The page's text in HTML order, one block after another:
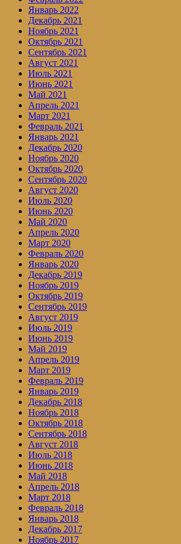
Январь 2022
Декабрь 2021
Ноябрь 2021
Октябрь 2021
Сентябрь 2021
Август 2021
Июль 2021
Июнь 2021
Май 2021
Апрель 2021
Март 2021
Февраль 2021
Январь 2021
Декабрь 2020
Ноябрь 2020
Октябрь 2020
Сентябрь 2020
Август 2020
Июль 2020
Июнь 2020
Май 2020
Апрель 2020
Март 2020
Февраль 2020
Январь 2020
Декабрь 2019
Ноябрь 2019
Октябрь 2019
Сентябрь 2019
Август 2019
Июль 2019
Июнь 2019
Май 2019
Апрель 2019
Март 2019
Февраль 2019
Январь 2019
Декабрь 2018
Ноябрь 2018
Октябрь 2018
Сентябрь 2018
Август 2018
Июль 2018
Июнь 2018
Май 2018
Апрель 2018
Март 2018
Февраль 2018
Январь 2018
Декабрь 2017
Ноябрь 2017